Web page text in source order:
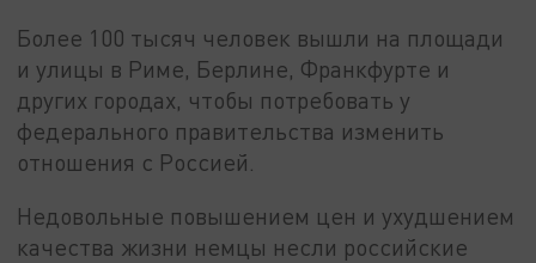
Более 100 тысяч человек вышли на площади
и улицы в Риме, Берлине, Франкфурте и
других городах, чтобы потребовать у
федерального правительства изменить
отношения с Россией.
Недовольные повышением цен и ухудшением
качества жизни немцы несли российские